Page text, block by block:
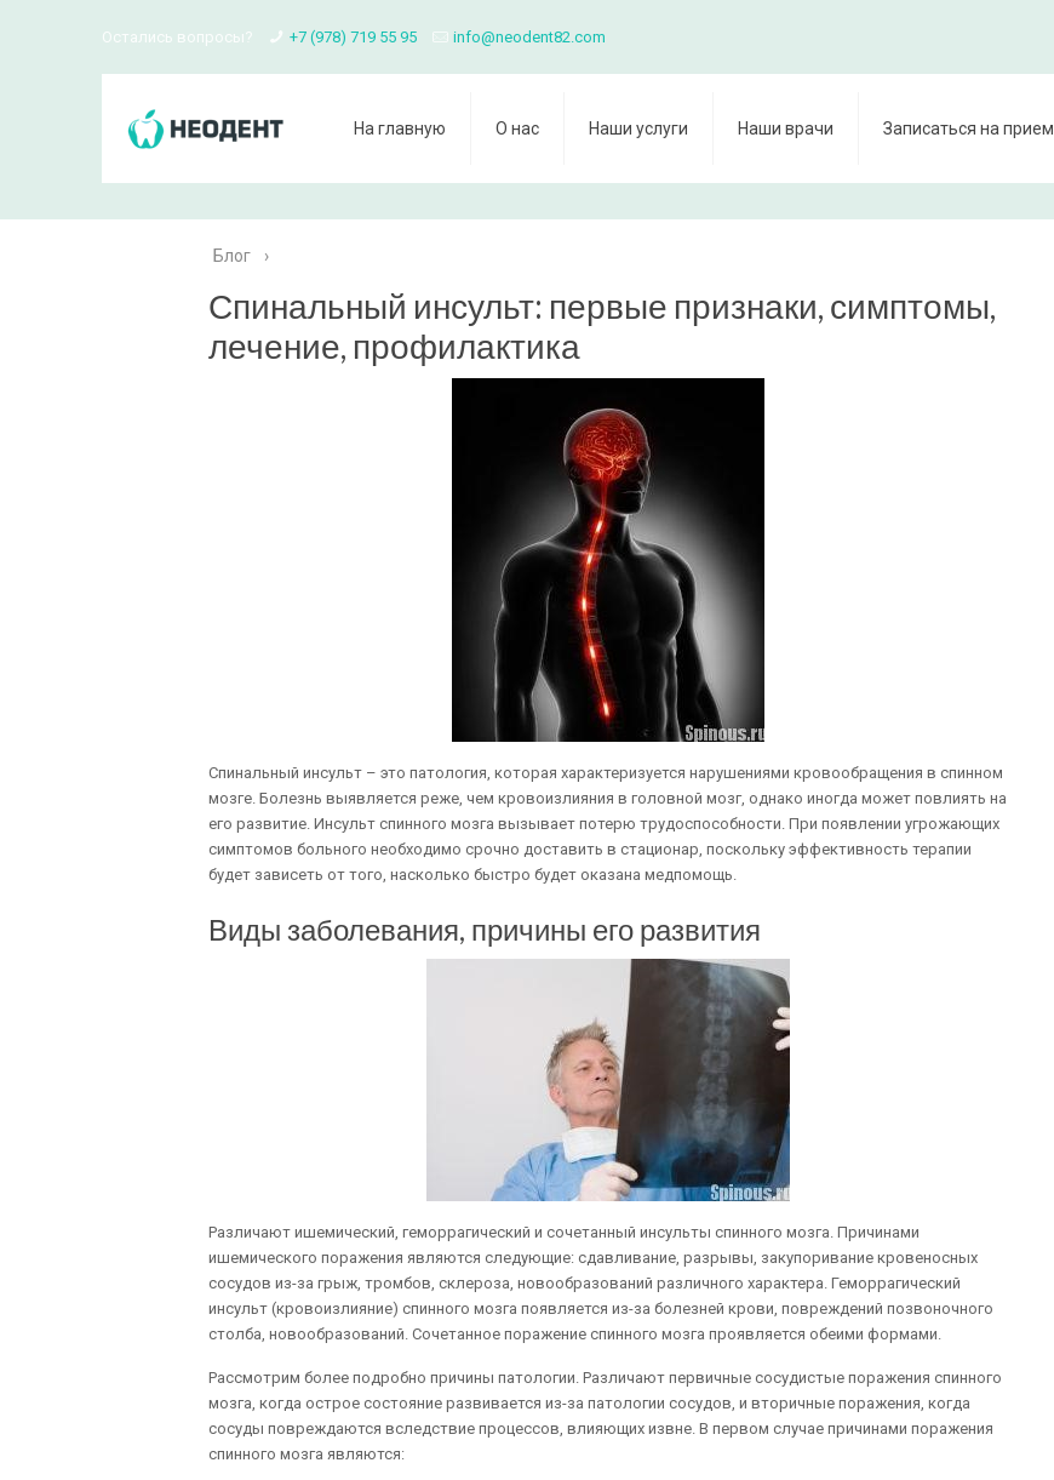
Остались вопросы? +7 (978) 719 55 95 info@neodent82.com
На главную О нас Наши услуги Наши врачи Записаться на прием
Блог ›
Спинальный инсульт: первые признаки, симптомы,
лечение, профилактика
Спинальный инсульт – это патология, которая характеризуется нарушениями кровообращения в спинном
мозге. Болезнь выявляется реже, чем кровоизлияния в головной мозг, однако иногда может повлиять на
его развитие. Инсульт спинного мозга вызывает потерю трудоспособности. При появлении угрожающих
симптомов больного необходимо срочно доставить в стационар, поскольку эффективность терапии
будет зависеть от того, насколько быстро будет оказана медпомощь.
Виды заболевания, причины его развития
Различают ишемический, геморрагический и сочетанный инсульты спинного мозга. Причинами
ишемического поражения являются следующие: сдавливание, разрывы, закупоривание кровеносных
сосудов из-за грыж, тромбов, склероза, новообразований различного характера. Геморрагический
инсульт (кровоизлияние) спинного мозга появляется из-за болезней крови, повреждений позвоночного
столба, новообразований. Сочетанное поражение спинного мозга проявляется обеими формами.
Рассмотрим более подробно причины патологии. Различают первичные сосудистые поражения спинного
мозга, когда острое состояние развивается из-за патологии сосудов, и вторичные поражения, когда
сосуды повреждаются вследствие процессов, влияющих извне. В первом случае причинами поражения
спинного мозга являются: